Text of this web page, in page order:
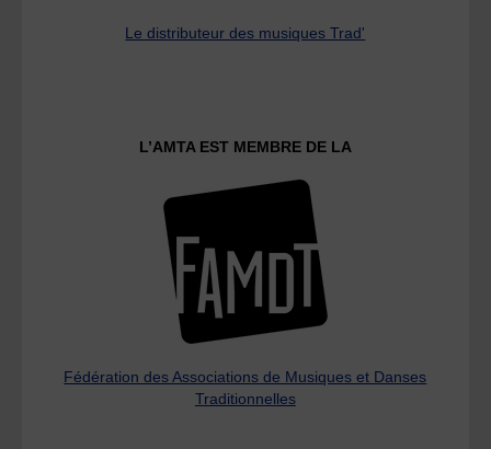
Le distributeur des musiques Trad'
L’AMTA EST MEMBRE DE LA
Fédération des Associations de Musiques et Danses
Traditionnelles